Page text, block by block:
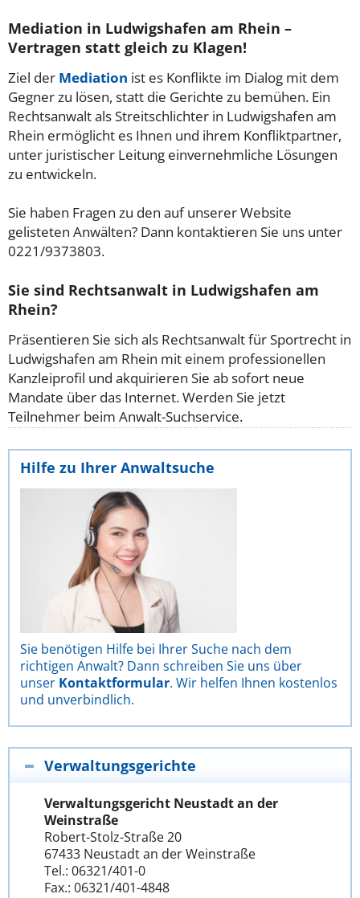
Mediation in Ludwigshafen am Rhein –
Vertragen statt gleich zu Klagen!
Ziel der Mediation ist es Konflikte im Dialog mit dem
Gegner zu lösen, statt die Gerichte zu bemühen. Ein
Rechtsanwalt als Streitschlichter in Ludwigshafen am
Rhein ermöglicht es Ihnen und ihrem Konfliktpartner,
unter juristischer Leitung einvernehmliche Lösungen
zu entwickeln.
Sie haben Fragen zu den auf unserer Website
gelisteten Anwälten? Dann kontaktieren Sie uns unter
0221/9373803.
Sie sind Rechtsanwalt in Ludwigshafen am
Rhein?
Präsentieren Sie sich als Rechtsanwalt für Sportrecht in
Ludwigshafen am Rhein mit einem professionellen
Kanzleiprofil und akquirieren Sie ab sofort neue
Mandate über das Internet. Werden Sie jetzt
Teilnehmer beim Anwalt-Suchservice.
Hilfe zu Ihrer Anwaltsuche
Sie benötigen Hilfe bei Ihrer Suche nach dem
richtigen Anwalt? Dann schreiben Sie uns über
unser Kontaktformular. Wir helfen Ihnen kostenlos
und unverbindlich.
Verwaltungsgerichte
Verwaltungsgericht Neustadt an der
Weinstraße
Robert-Stolz-Straße 20
67433 Neustadt an der Weinstraße
Tel.: 06321/401-0
Fax.: 06321/401-4848